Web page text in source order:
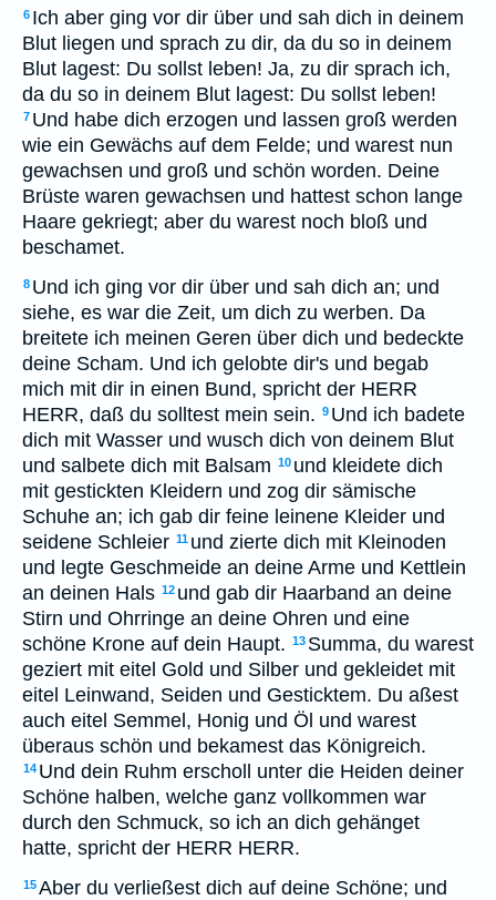
6 Ich aber ging vor dir über und sah dich in deinem
Blut liegen und sprach zu dir, da du so in deinem
Blut lagest: Du sollst leben! Ja, zu dir sprach ich,
da du so in deinem Blut lagest: Du sollst leben!
7 Und habe dich erzogen und lassen groß werden
wie ein Gewächs auf dem Felde; und warest nun
gewachsen und groß und schön worden. Deine
Brüste waren gewachsen und hattest schon lange
Haare gekriegt; aber du warest noch bloß und
beschamet.
8 Und ich ging vor dir über und sah dich an; und
siehe, es war die Zeit, um dich zu werben. Da
breitete ich meinen Geren über dich und bedeckte
deine Scham. Und ich gelobte dir's und begab
mich mit dir in einen Bund, spricht der HERR
HERR, daß du solltest mein sein. 9 Und ich badete
dich mit Wasser und wusch dich von deinem Blut
und salbete dich mit Balsam 10 und kleidete dich
mit gestickten Kleidern und zog dir sämische
Schuhe an; ich gab dir feine leinene Kleider und
seidene Schleier 11 und zierte dich mit Kleinoden
und legte Geschmeide an deine Arme und Kettlein
an deinen Hals 12 und gab dir Haarband an deine
Stirn und Ohrringe an deine Ohren und eine
schöne Krone auf dein Haupt. 13 Summa, du warest
geziert mit eitel Gold und Silber und gekleidet mit
eitel Leinwand, Seiden und Gesticktem. Du aßest
auch eitel Semmel, Honig und Öl und warest
überaus schön und bekamest das Königreich.
14 Und dein Ruhm erscholl unter die Heiden deiner
Schöne halben, welche ganz vollkommen war
durch den Schmuck, so ich an dich gehänget
hatte, spricht der HERR HERR.
15Aber du verließest dich auf deine Schöne; und